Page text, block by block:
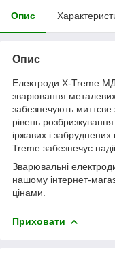
Опис
Опис
Електроди X-Treme
зварювання
забезпечують миттєве
рівень
іржавих і
Treme забезпечує
Зварювальні
нашому інтернет-
цінами.
Приховати